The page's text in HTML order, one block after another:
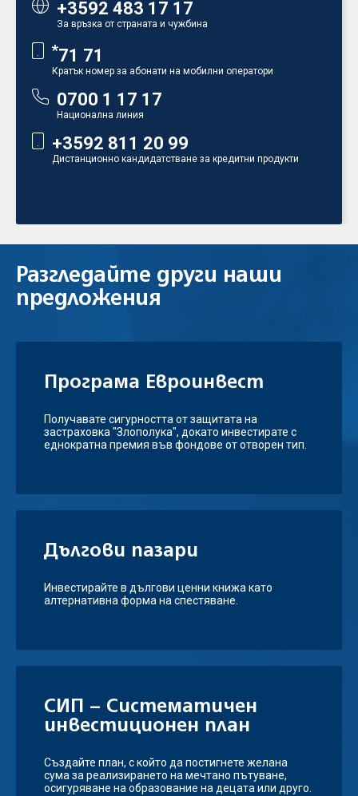
+3592 483 17 17
За връзка от страната и чужбина
*71 71
Кратък номер за абонати на мобилни оператори
0700 1 17 17
Национална линия
+3592 811 20 99
Дистанционно кандидатстване за кредитни продукти
Разгледайте други наши
предложения
Програма Евроинвест
Получавате сигурността от защитата на
застраховка "Злополука", докато инвестирате с
еднократна премия във фондове от отворен тип.
Дългови пазари
Инвестирайте в дългови ценни книжа като
алтернативна форма на спестяване.
СИП – Систематичен
инвестиционен план
Създайте план, с който да постигнете желана
сума за реализирането на мечтано пътуване,
осигуряване на образование на децата или друго.